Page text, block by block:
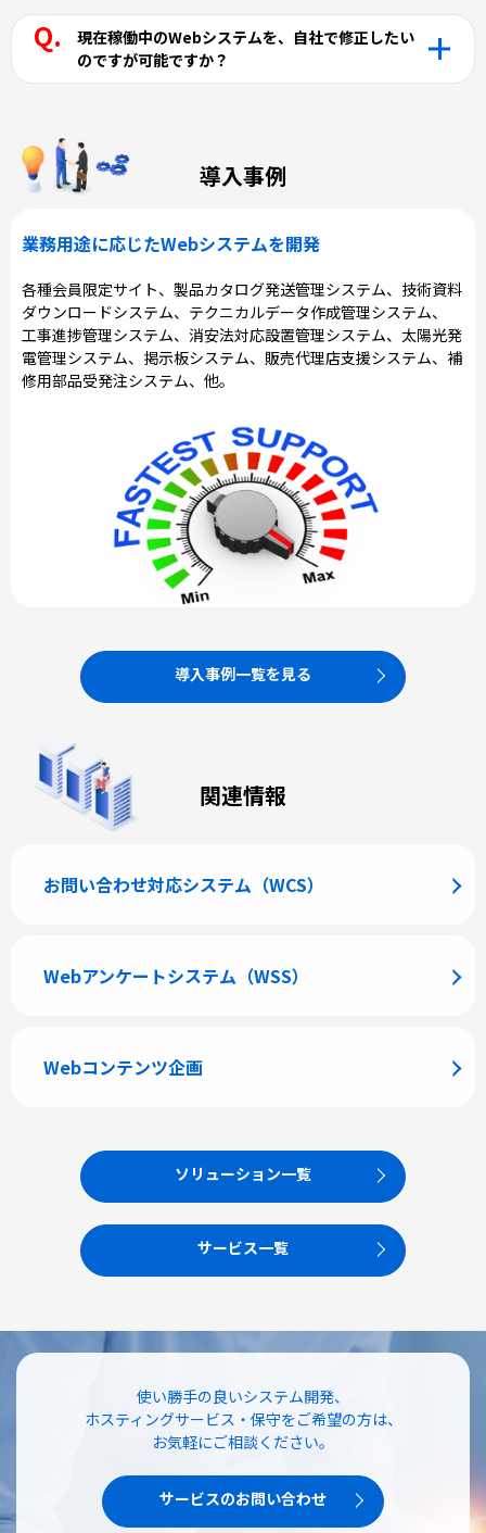
現在稼働中のWebシステムを、自社で修正したい
のですが可能ですか？
導入事例
業務用途に応じたWebシステムを開発
各種会員限定サイト、製品カタログ発送管理システム、技術資料
ダウンロードシステム、テクニカルデータ作成管理システム、
工事進捗管理システム、消安法対応設置管理システム、太陽光発
電管理システム、掲示板システム、販売代理店支援システム、補
修用部品受発注システム、他。
導入事例一覧を見る
関連情報
お問い合わせ対応システム（WCS）
Webアンケートシステム（WSS）
Webコンテンツ企画
ソリューション一覧
サービス一覧
使い勝手の良いシステム開発、
ホスティングサービス・保守をご希望の方は、
お気軽にご相談ください。
サービスのお問い合わせ